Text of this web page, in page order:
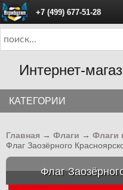
+7 (499) 677-51-28
ПН - ПТ с
Интернет-
КАТЕГОРИИ
Главная → Флаги → Флаги
Флаг Заозёрного
Флаг